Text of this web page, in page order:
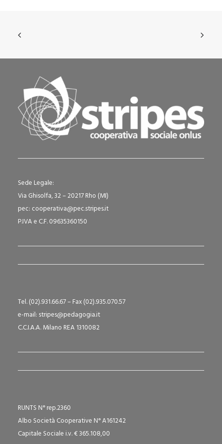
Sede Legale:
Via Ghisolfa, 32 – 20217 Rho (MI)
pec: cooperativa@pec.stripes.it
P.IVA e C.F. 09635360150
Tel. (02).931.66.67 – Fax (02).935.070.57
e-mail: stripes@pedagogia.it
C.C.I.A.A. Milano REA 1310082
RUNTS N° rep.2360
Albo Società Cooperative N° A161242
Capitale Sociale i.v. € 365.108,00